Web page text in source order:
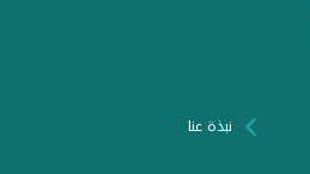
نبذة عنا